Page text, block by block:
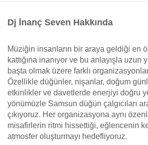
Dj İnanç Seven Hakkında
Müziğin insanların bir araya geldiği en
kattığına inanıyor ve bu anlayışla uzun
başta olmak üzere farklı
Özellikle düğünler, nişanlar, doğum
etkinlikler ve davetlerde enerjiyi doğru
yönümüzle Samsun düğün çalgıcıları
çıkıyoruz. Her organizasyona aynı
misafirlerin ritmi hissettiği, eğlencenin
atmosfer oluşturmayı hedefliyoruz.